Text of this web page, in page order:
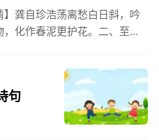
龚自珍浩荡离愁白日斜，吟
化作春泥更护花。二、至今
句